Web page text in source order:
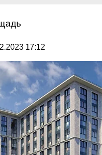
17:12